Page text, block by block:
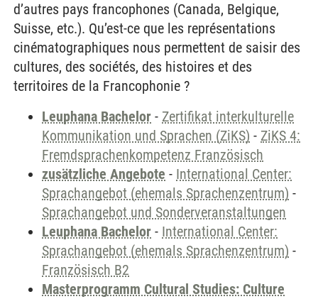
d’autres pays francophones (Canada, Belgique,
Suisse, etc.). Qu’est-ce que les représentations
cinématographiques nous permettent de saisir des
cultures, des sociétés, des histoires et des
territoires de la Francophonie ?
Leuphana Bachelor - Zertifikat interkulturelle
Kommunikation und Sprachen (ZiKS) - ZiKS 4:
Fremdsprachenkompetenz Französisch
zusätzliche Angebote - International Center:
Sprachangebot (ehemals Sprachenzentrum) -
Sprachangebot und Sonderveranstaltungen
Leuphana Bachelor - International Center:
Sprachangebot (ehemals Sprachenzentrum) -
Französisch B2
Masterprogramm Cultural Studies: Culture